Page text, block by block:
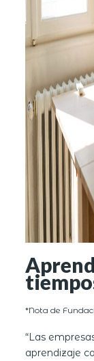
*Nota de
“Las
aprendizaje